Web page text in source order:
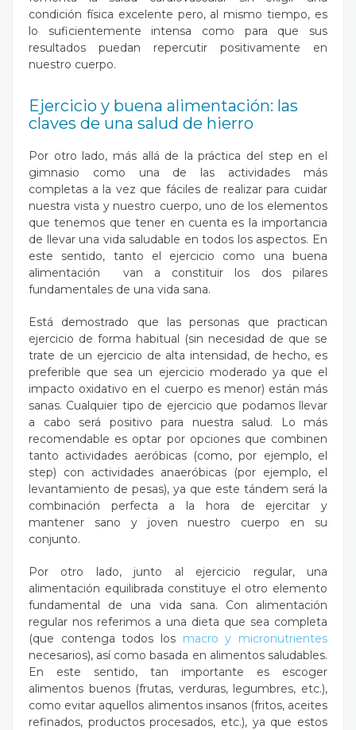
condición física excelente pero, al mismo tiempo, es
lo suficientemente intensa como para que sus
resultados puedan repercutir positivamente en
nuestro cuerpo.
Ejercicio y buena alimentación: las
claves de una salud de hierro
Por otro lado, más allá de la práctica del step en el
gimnasio como una de las actividades más
completas a la vez que fáciles de realizar para cuidar
nuestra vista y nuestro cuerpo, uno de los elementos
que tenemos que tener en cuenta es la importancia
de llevar una vida saludable en todos los aspectos. En
este sentido, tanto el ejercicio como una buena
alimentación van a constituir los dos pilares
fundamentales de una vida sana.
Está demostrado que las personas que practican
ejercicio de forma habitual (sin necesidad de que se
trate de un ejercicio de alta intensidad, de hecho, es
preferible que sea un ejercicio moderado ya que el
impacto oxidativo en el cuerpo es menor) están más
sanas. Cualquier tipo de ejercicio que podamos llevar
a cabo será positivo para nuestra salud. Lo más
recomendable es optar por opciones que combinen
tanto actividades aeróbicas (como, por ejemplo, el
step) con actividades anaeróbicas (por ejemplo, el
levantamiento de pesas), ya que este tándem será la
combinación perfecta a la hora de ejercitar y
mantener sano y joven nuestro cuerpo en su
conjunto.
Por otro lado, junto al ejercicio regular, una
alimentación equilibrada constituye el otro elemento
fundamental de una vida sana. Con alimentación
regular nos referimos a una dieta que sea completa
(que contenga todos los macro y micronutrientes
necesarios), así como basada en alimentos saludables.
En este sentido, tan importante es escoger
alimentos buenos (frutas, verduras, legumbres, etc.),
como evitar aquellos alimentos insanos (fritos, aceites
refinados, productos procesados, etc.), ya que estos